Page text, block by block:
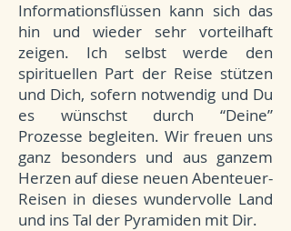
Informationsflüssen kann sich das
hin und wieder sehr vorteilhaft
zeigen. Ich selbst werde den
spirituellen Part der Reise stützen
und Dich, sofern notwendig und Du
es wünschst durch “Deine”
Prozesse begleiten. Wir freuen uns
ganz besonders und aus ganzem
Herzen auf diese neuen Abenteuer-
Reisen in dieses wundervolle Land
und ins Tal der Pyramiden mit Dir.